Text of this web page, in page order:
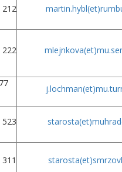
212
222
starosta(et)